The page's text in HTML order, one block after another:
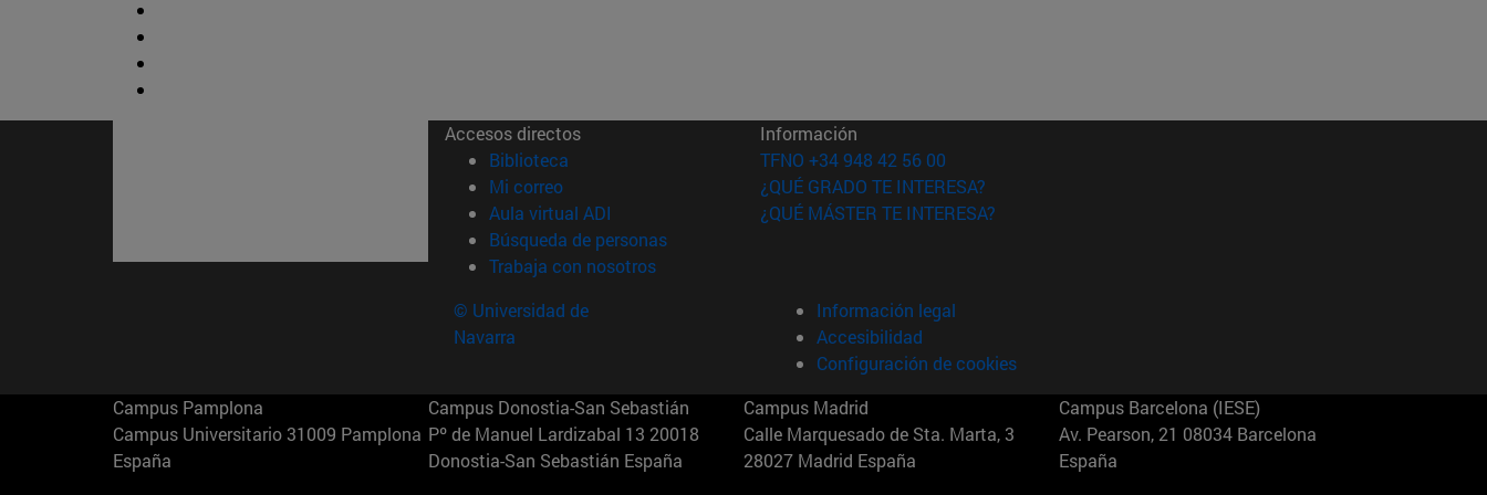
Accesos directos
Biblioteca (abre en nueva ventana)
Mi correo(abre en nueva ventana)
Aula virtual ADI (abre en nueva ventana)
Búsqueda de personas(abre en nueva ventana)
Trabaja con nosotros(abre en nueva ventana)
Información
TFNO +34 948 42 56 00
¿QUÉ GRADO TE INTERESA?
¿QUÉ MÁSTER TE INTERESA?
© Universidad de
Navarra
Información legal
Accesibilidad
Configuración de cookies
Campus Pamplona
Campus Universitario 31009 Pamplona
España
Campus Donostia-San Sebastián
Pº de Manuel Lardizabal 13 20018
Donostia-San Sebastián España
Campus Madrid
Calle Marquesado de Sta. Marta, 3
28027 Madrid España
Campus Barcelona (IESE)
Av. Pearson, 21 08034 Barcelona
España